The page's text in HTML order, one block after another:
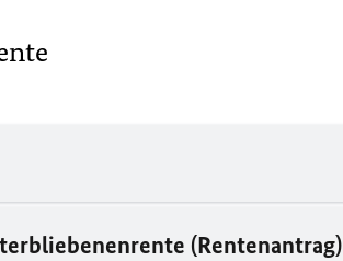
(Rentenantrag)